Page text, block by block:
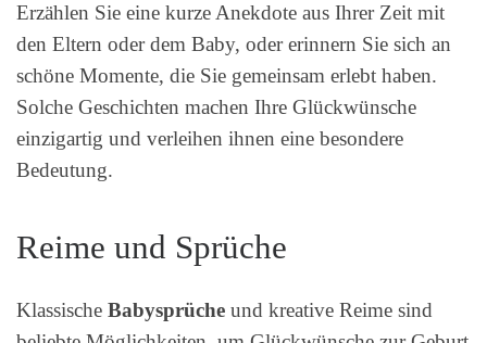
Erzählen Sie eine kurze Anekdote aus Ihrer Zeit mit
den Eltern oder dem Baby, oder erinnern Sie sich an
schöne Momente, die Sie gemeinsam erlebt haben.
Solche Geschichten machen Ihre Glückwünsche
einzigartig und verleihen ihnen eine besondere
Bedeutung.
Reime und Sprüche
Klassische Babysprüche und kreative Reime sind